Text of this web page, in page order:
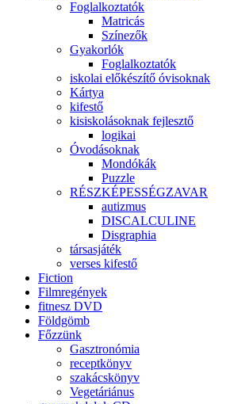
Foglalkoztatók
Matricás
Színezők
Gyakorlók
Foglalkoztatók
iskolai előkészítő óvisoknak
Kártya
kifestő
kisiskolásoknak fejlesztő
logikai
Óvodásoknak
Mondókák
Puzzle
RÉSZKÉPESSÉGZAVAR
autizmus
DISCALCULINE
Disgraphia
társasjáték
verses kifestő
Fiction
Filmregények
fitnesz DVD
Földgömb
Főzzünk
Gasztronómia
receptkönyv
szakácskönyv
Vegetáriánus